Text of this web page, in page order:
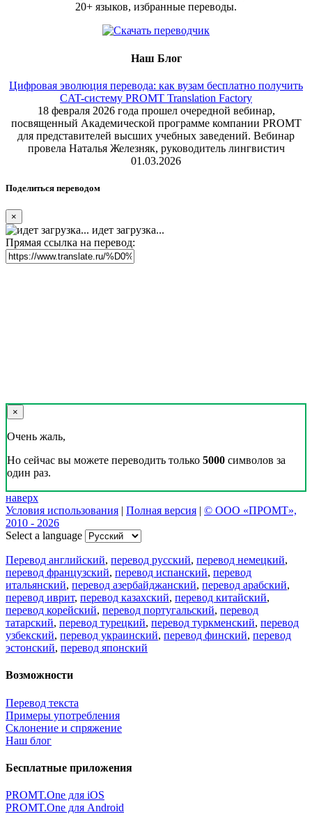
20+ языков, избранные переводы.
Наш Блог
Цифровая эволюция перевода: как вузам бесплатно получить
CAT-систему PROMT Translation Factory
18 февраля 2026 года прошел очередной вебинар,
посвященный Академической программе компании PROMT
для представителей высших учебных заведений. Вебинар
провела Наталья Железняк, руководитель лингвистич
01.03.2026
Поделиться переводом
×
идет загрузка...
Прямая ссылка на перевод:
×
Очень жаль,
Но сейчас вы можете переводить только 5000 символов за
один раз.
наверх
Условия использования | Полная версия | © ООО «ПРОМТ»,
2010 - 2026
Select a language
Перевод английский, перевод русский, перевод немецкий,
перевод французский, перевод испанский, перевод
итальянский, перевод азербайджанский, перевод арабский,
перевод иврит, перевод казахский, перевод китайский,
перевод корейский, перевод португальский, перевод
татарский, перевод турецкий, перевод туркменский, перевод
узбекский, перевод украинский, перевод финский, перевод
эстонский, перевод японский
Возможности
Перевод текста
Примеры употребления
Склонение и спряжение
Наш блог
Бесплатные приложения
PROMT.One для iOS
PROMT.One для Android